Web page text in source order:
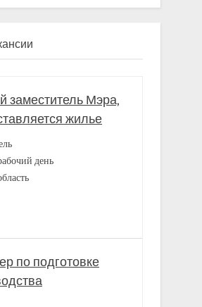
заместитель Мэра,
жилье
день
по подготовке